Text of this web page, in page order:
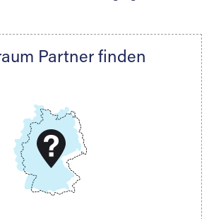
5442 - 404
Partner finden